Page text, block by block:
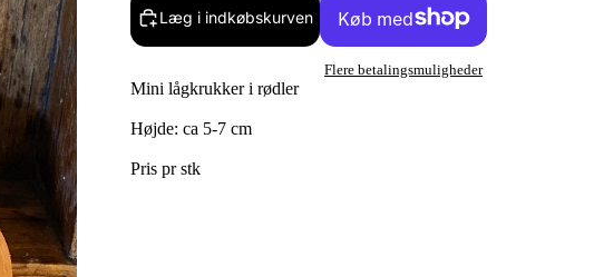
Læg i indkøbskurven
Flere betalingsmuligheder
Mini lågkrukker i rødler
Højde: ca 5-7 cm
Pris pr stk